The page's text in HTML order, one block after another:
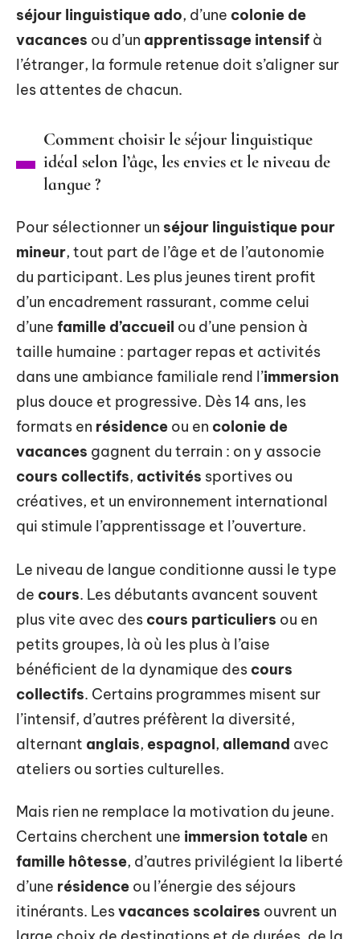
séjour linguistique ado, d’une colonie de
vacances ou d’un apprentissage intensif à
l’étranger, la formule retenue doit s’aligner sur
les attentes de chacun.
Comment choisir le séjour linguistique
idéal selon l’âge, les envies et le niveau de
langue ?
Pour sélectionner un séjour linguistique pour
mineur, tout part de l’âge et de l’autonomie
du participant. Les plus jeunes tirent profit
d’un encadrement rassurant, comme celui
d’une famille d’accueil ou d’une pension à
taille humaine : partager repas et activités
dans une ambiance familiale rend l’immersion
plus douce et progressive. Dès 14 ans, les
formats en résidence ou en colonie de
vacances gagnent du terrain : on y associe
cours collectifs, activités sportives ou
créatives, et un environnement international
qui stimule l’apprentissage et l’ouverture.
Le niveau de langue conditionne aussi le type
de cours. Les débutants avancent souvent
plus vite avec des cours particuliers ou en
petits groupes, là où les plus à l’aise
bénéficient de la dynamique des cours
collectifs. Certains programmes misent sur
l’intensif, d’autres préfèrent la diversité,
alternant anglais, espagnol, allemand avec
ateliers ou sorties culturelles.
Mais rien ne remplace la motivation du jeune.
Certains cherchent une immersion totale en
famille hôtesse, d’autres privilégient la liberté
d’une résidence ou l’énergie des séjours
itinérants. Lesvacances scolaires ouvrent un